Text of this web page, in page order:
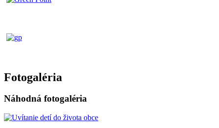
Fotogaléria
Náhodná fotogaléria